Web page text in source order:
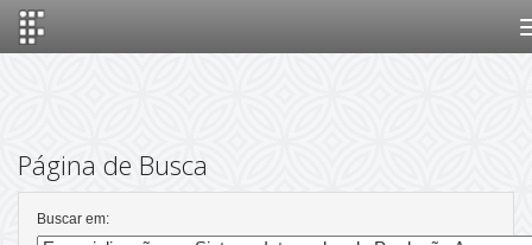
Página de Busca
Buscar em: